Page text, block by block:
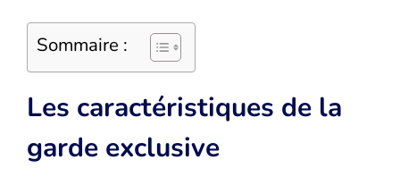
Sommaire :
Les caractéristiques de la
garde exclusive